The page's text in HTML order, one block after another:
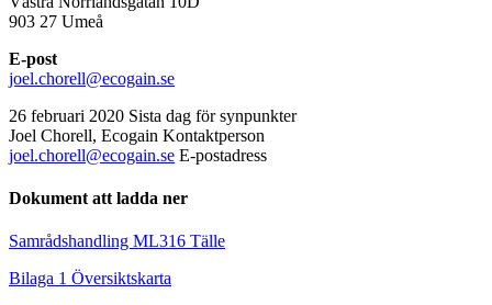
903 27 Umeå
E-post
joel.chorell@ecogain.se
26 februari 2020 Sista dag för synpunkter
Joel Chorell, Ecogain Kontaktperson
joel.chorell@ecogain.se E-postadress
Dokument att ladda ner
Samrådshandling ML316 Tälle
Bilaga 1 Översiktskarta